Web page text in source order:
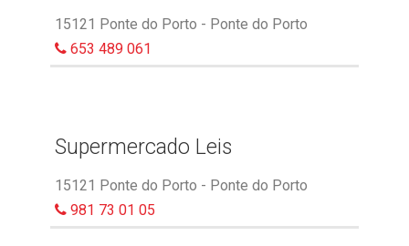
15121 Ponte do Porto - Ponte do Porto
653 489 061
Supermercado Leis
15121 Ponte do Porto - Ponte do Porto
981 73 01 05